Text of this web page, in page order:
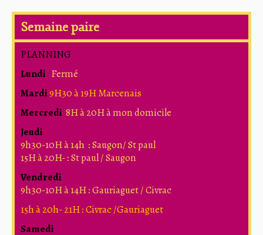
Semaine paire
PLANNING
Lundi Fermé
Mardi9H30 à 19H Marcenais
Mercredi 8H à 20H à mon domicile
Jeudi
9h30-10H à 14h : Saugon/ St paul
15H à 20H- : St paul / Saugon
Vendredi
9h30-10H à 14H : Gauriaguet / Civrac
15h à 20h- 21H : Civrac /Gauriaguet
Samedi